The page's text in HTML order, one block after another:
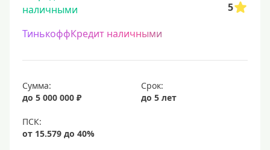
5
ТинькоффКредит наличными
Сумма:
до 5 000 000 ₽
Срок:
до 5 лет